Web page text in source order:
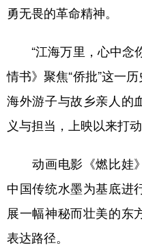
勇无畏的革命精神。
“江海万里，心中念你
情书》聚焦“侨批”这一
海外游子与故乡亲人的
义与担当，上映以来打动
动画电影《燃比娃》
中国传统水墨为基底进
展一幅神秘而壮美的东
表达路径。